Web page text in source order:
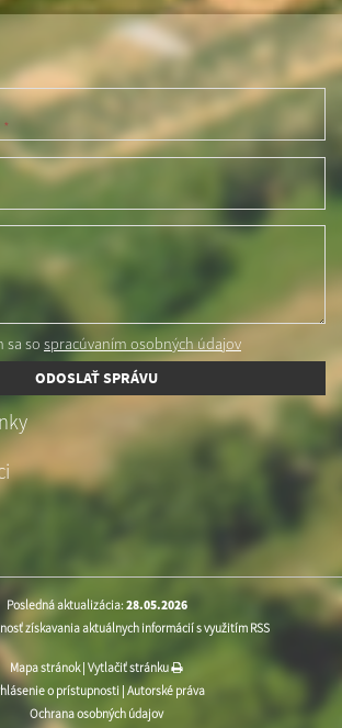
*
sa so spracúvaním osobných údajov
ODOSLAŤ SPRÁVU
Posledná aktualizácia: 28.05.2026
získavania aktuálnych informácií s využitím RSS
Mapa stránok| Vytlačiť stránku
o prístupnosti | Autorské práva
Ochrana osobných údajov